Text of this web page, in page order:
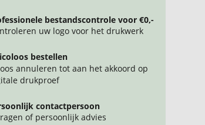
bestandscontrole voor €0,-
uw logo voor het drukwerk
bestellen
annuleren tot aan het akkoord op
drukproef
contactpersoon
of persoonlijk advies